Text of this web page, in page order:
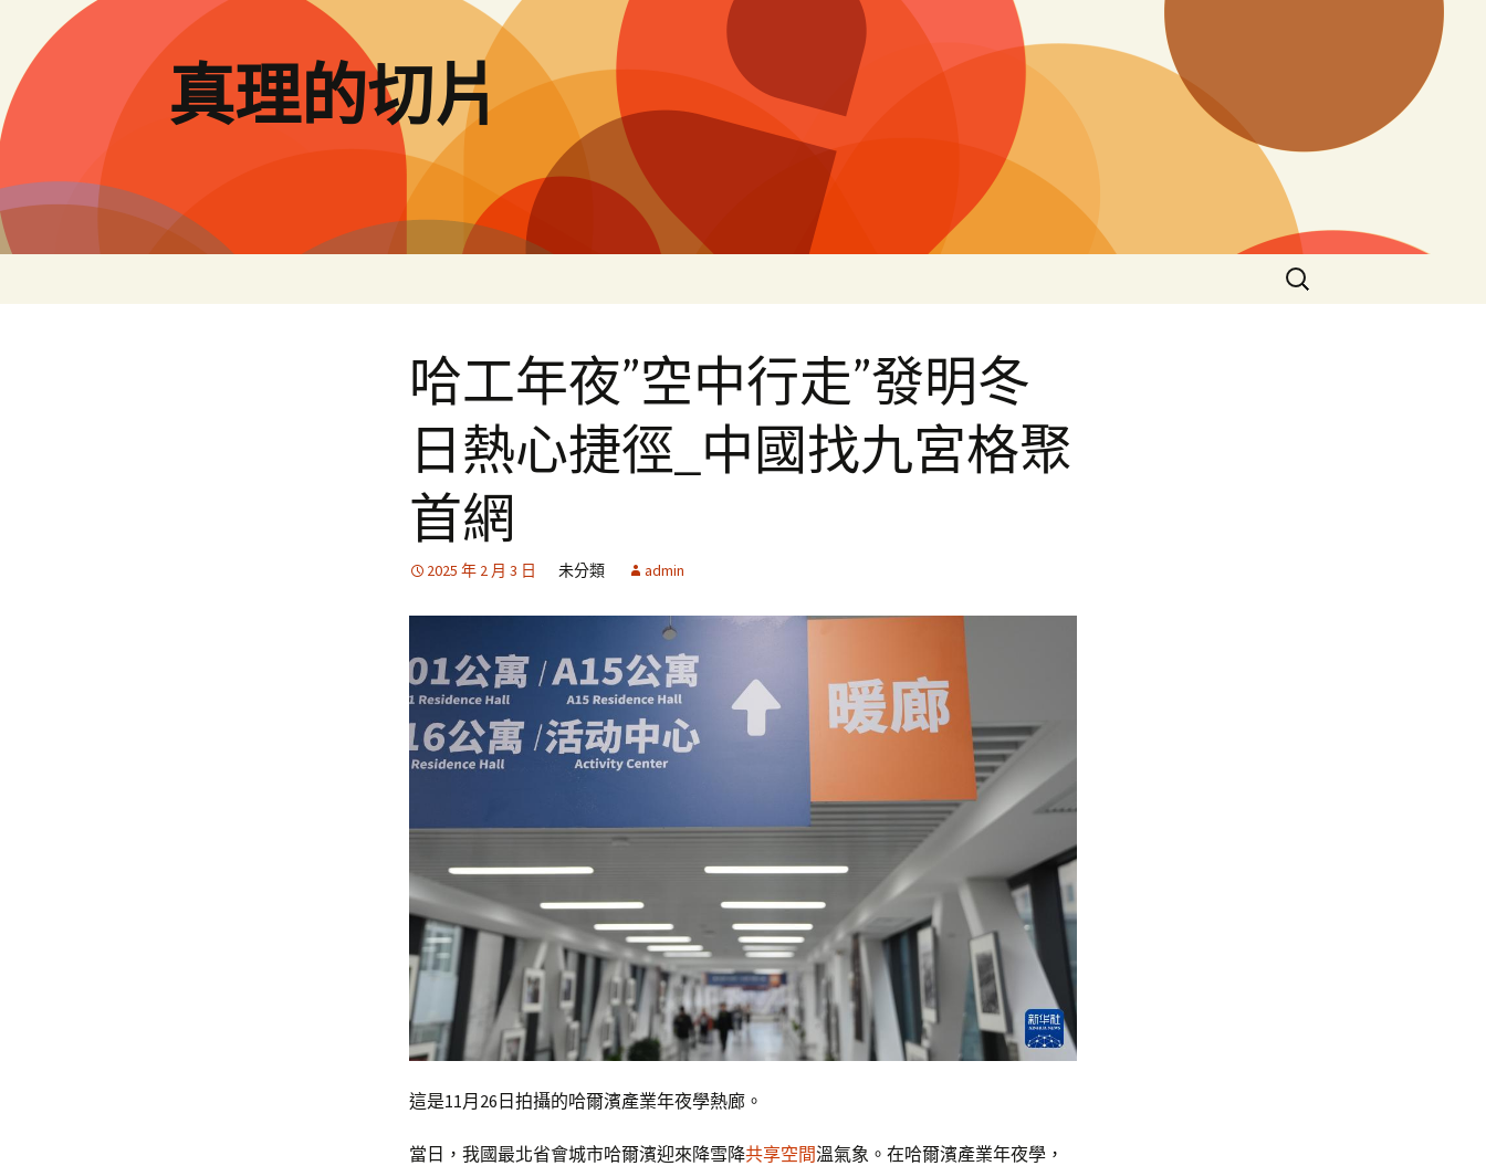
要
內
容
真理的切片
搜
尋
哈工年夜”空中行走”發明冬
日熱心捷徑_中國找九宮格聚
首網
2025 年 2 月 3 日 未分類 admin
這是11月26日拍攝的哈爾濱產業年夜學熱廊。
當日，我國最北省會城市哈爾濱迎來降雪降共享空間溫氣象。在哈爾濱產業年夜學，